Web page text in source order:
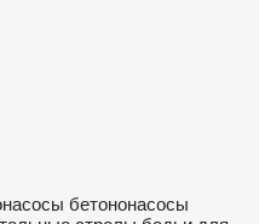
бетононасосы